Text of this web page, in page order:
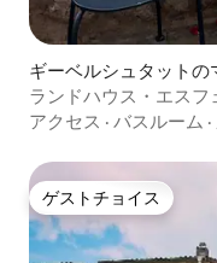
ギーベルシュタットの
ランドハウス・エスフ
アクセス · バスルーム ·
ゲストチョイス
ゲストチョイス